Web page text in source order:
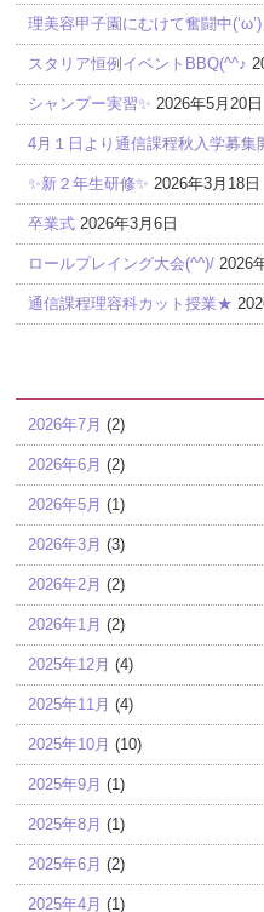
理美容甲子園にむけて奮闘中
スタリア恒例イベントBBQ(^^♪
シャンプー実習✨ 2026年5月20日
4月１日より通信課程秋入学募集
✨新２年生研修✨ 2026年3月18日
卒業式 2026年3月6日
ロールプレイング大会(^^)/ 2026
通信課程理容科カット授業★
2026年7月 (2)
2026年6月 (2)
2026年5月 (1)
2026年3月 (3)
2026年2月 (2)
2026年1月 (2)
2025年12月 (4)
2025年11月 (4)
2025年10月 (10)
2025年9月 (1)
2025年8月 (1)
2025年6月 (2)
2025年4月 (1)